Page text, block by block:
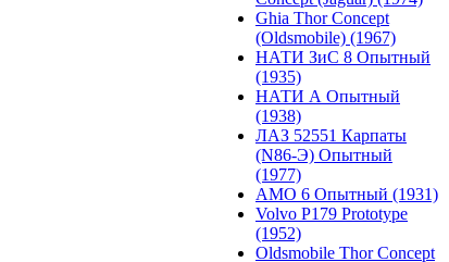
Ghia Thor Concept
(Oldsmobile) (1967)
НАТИ ЗиС 8 Опытный
(1935)
НАТИ А Опытный
(1938)
ЛАЗ 52551 Карпаты
(N86-Э) Опытный
(1977)
АМО 6 Опытный (1931)
Volvo P179 Prototype
(1952)
Oldsmobile Thor Concept